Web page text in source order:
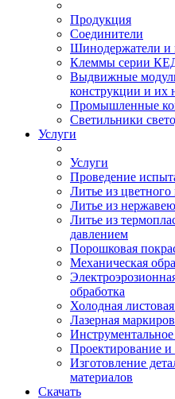
Продукция
Соединители
Шинодержатели и
Клеммы серии
Выдвижные
конструкции и их
Промышленные
Светильники
Услуги
Услуги
Проведение
Литье из
Литье из
Литье из
давлением
Порошковая
Механическая
обработка
Холодная
Лазерная
Проектирование и
Изготовление
материалов
Скачать